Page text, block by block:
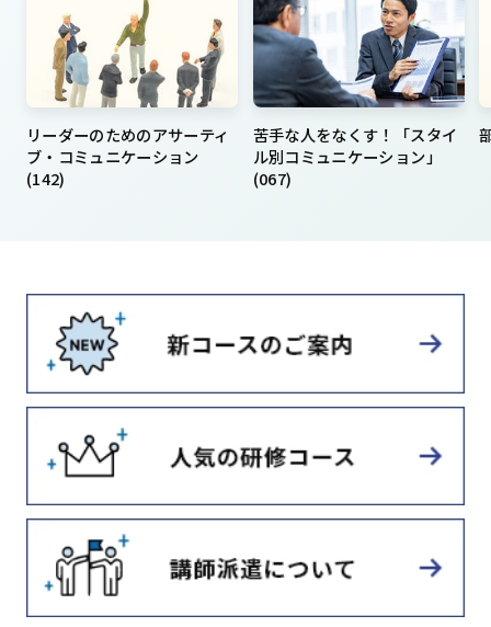
リーダーのためのアサーティ
ブ・コミュニケーション
(142)
苦手な人をなくす！「スタイ
ル別コミュニケーション」
(067)